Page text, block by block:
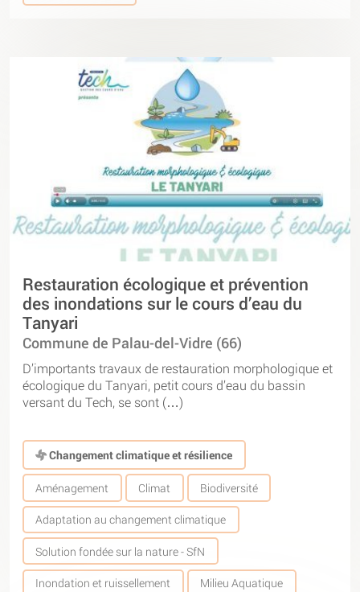
Restauration écologique et prévention
des inondations sur le cours d’eau du
Tanyari
Commune de Palau-del-Vidre (66)
D’importants travaux de restauration morphologique et
écologique du Tanyari, petit cours d’eau du bassin
versant du Tech, se sont (…)
Changement climatique et résilience
Aménagement Climat Biodiversité
Adaptation au changement climatique
Solution fondée sur la nature - SfN
Inondation et ruissellement Milieu Aquatique